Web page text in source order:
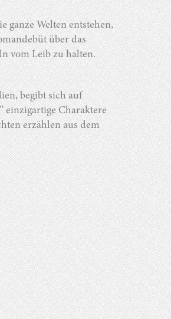
ganze Welten entstehen,
über das
vom Leib zu halten.
begibt sich auf
” einzigartige Charaktere
erzählen aus dem